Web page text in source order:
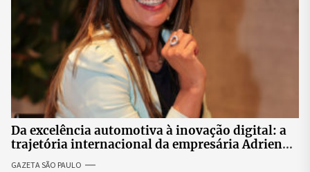
Da excelência automotiva à inovação digital: a
trajetória internacional da empresária Adriene
GAZETA SÃO PAULO